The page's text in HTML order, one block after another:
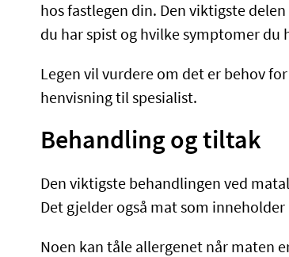
hos fastlegen din. Den viktigste
du har spist og hvilke symptomer du
Legen vil vurdere om det er behov
henvisning til spesialist.
Behandling og tiltak
Den viktigste behandlingen ved
Det gjelder også mat som
Noen kan tåle allergenet når maten